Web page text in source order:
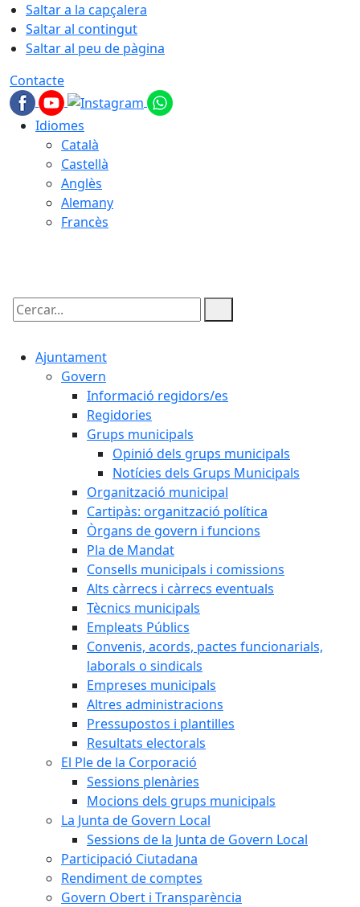
Saltar a la capçalera
Saltar al contingut
Saltar al peu de pàgina
Contacte
Idiomes
Català
Castellà
Anglès
Alemany
Francès
Cercar:
Ajuntament
Govern
Informació regidors/es
Regidories
Grups municipals
Opinió dels grups municipals
Notícies dels Grups Municipals
Organització municipal
Cartipàs: organització política
Òrgans de govern i funcions
Pla de Mandat
Consells municipals i comissions
Alts càrrecs i càrrecs eventuals
Tècnics municipals
Empleats Públics
Convenis, acords, pactes funcionarials,
laborals o sindicals
Empreses municipals
Altres administracions
Pressupostos i plantilles
Resultats electorals
El Ple de la Corporació
Sessions plenàries
Mocions dels grups municipals
La Junta de Govern Local
Sessions de la Junta de Govern Local
Participació Ciutadana
Rendiment de comptes
Govern Obert i Transparència